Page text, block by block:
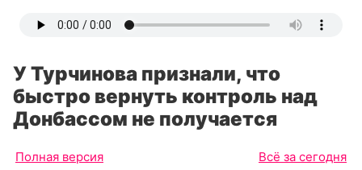
У Турчинова признали, что
быстро вернуть контроль над
Донбассом не получается
Полная версия Всё за сегодня